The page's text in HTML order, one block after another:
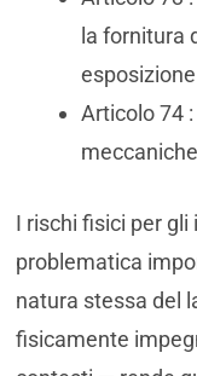
la fornitura
Articolo 74
I rischi fisici per
problematica
natura stessa del
fisicamente